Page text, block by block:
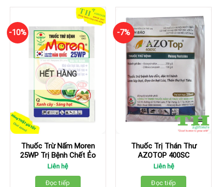
-10%
HẾT HÀNG
Thuốc Trừ Nấm Moren
25WP Trị Bệnh Chết Ẻo
Liên hệ
Đọc tiếp
-7%
Thuốc Trị Thán Thư
AZOTOP 400SC
Liên hệ
Đọc tiếp